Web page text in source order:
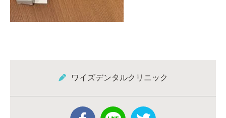
ワイズデンタルクリニック